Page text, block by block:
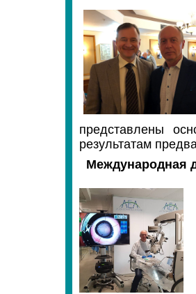
представлены
результатам
Международная